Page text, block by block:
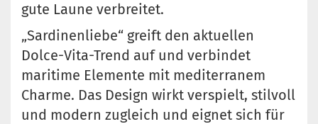
gute Laune verbreitet.
„Sardinenliebe“ greift den aktuellen
Dolce-Vita-Trend auf und verbindet
maritime Elemente mit mediterranem
Charme. Das Design wirkt verspielt, stilvoll
und modern zugleich und eignet sich für